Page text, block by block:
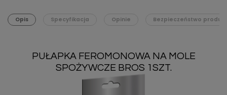
Opis Specyfikacja Opinie Bezpieczeństwo
PUŁAPKA FEROMONOWA NA MOLE
SPOŻYWCZE BROS 1SZT.